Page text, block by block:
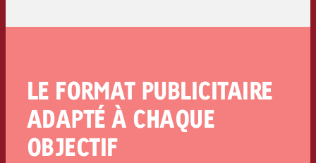
LE FORMAT PUBLICITAIRE
ADAPTÉ À CHAQUE
OBJECTIF